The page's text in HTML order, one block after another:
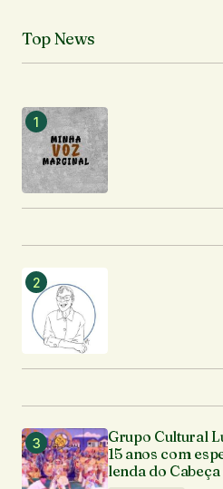
O seu endereço de e-
Comentário
Seu nome*
Seu e-mail
Enviar comentário
Top News
Grupo Cultural
15 anos com
lenda do Cabeça